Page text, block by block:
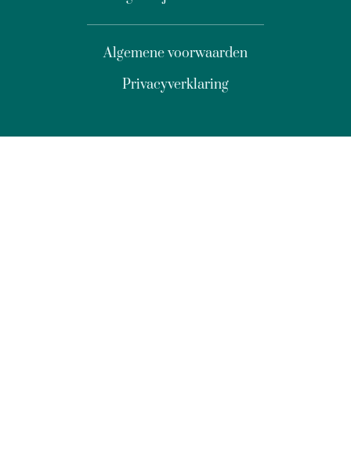
Privacyverklaring
Algemene voorwaarden